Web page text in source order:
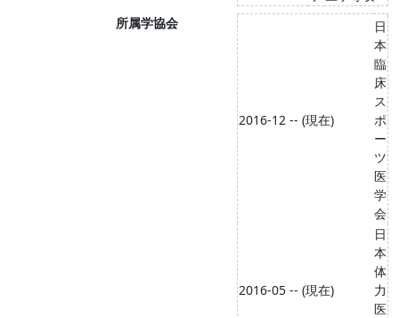
所属学協会
2016-12 -- (現在)
日
本
臨
床
ス
ポ
ー
ツ
医
学
会
2016-05 -- (現在)
日
本
体
力
医